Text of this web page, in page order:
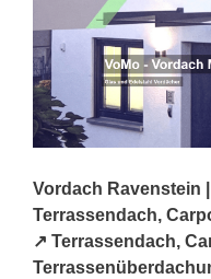
Vordach Ravenstein
Terrassendach,
↗️ Terrassendach,